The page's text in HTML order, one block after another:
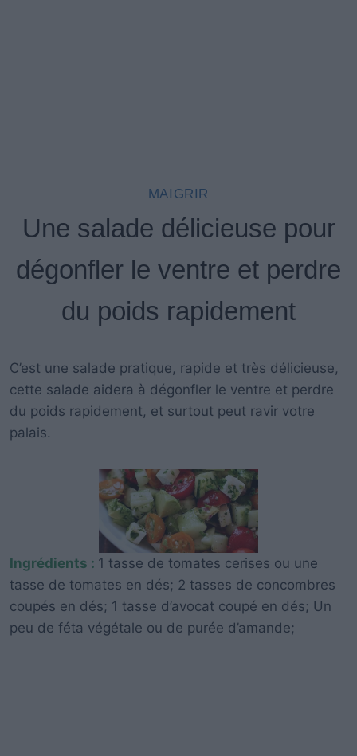
MAIGRIR
Une salade délicieuse pour
dégonfler le ventre et perdre
du poids rapidement
C’est une salade pratique, rapide et très délicieuse,
cette salade aidera à dégonfler le ventre et perdre
du poids rapidement, et surtout peut ravir votre
palais.
Ingrédients : 1 tasse de tomates cerises ou une
tasse de tomates en dés; 2 tasses de concombres
coupés en dés; 1 tasse d’avocat coupé en dés; Un
peu de féta végétale ou de purée d’amande;